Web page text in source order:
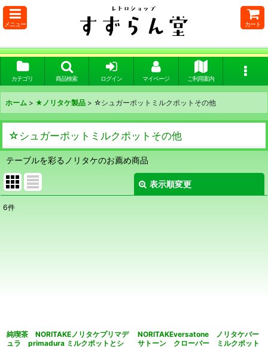
メニュー カート
カテゴリ 商品検索 ログイン マイページ ご利用案内
ホーム > ★ノリタケ製品 > ☆シュガーポットミルクポットその他
☆シュガーポットミルクポットその他
テーブルを彩るノリタケのお薦め商品
表示順変更
6件
純喫茶 NORITAKEノリタケプリマデ
ュラ primadura ミルクポットとシ
NORITAKEversatone ノリタケバー
サトーン クローバー ミルクポット